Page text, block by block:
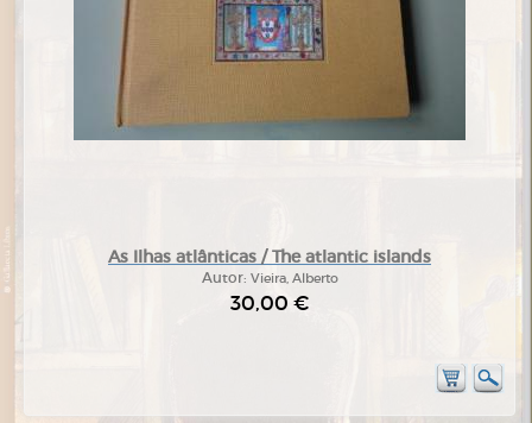
As Ilhas atlânticas / The atlantic islands
Autor: Vieira, Alberto
30,00 €